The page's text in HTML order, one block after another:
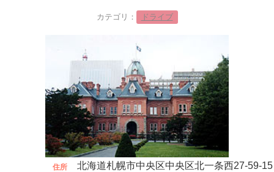
カテゴリ： ドライブ
住所 北海道札幌市中央区中央区北一条西27-59-15